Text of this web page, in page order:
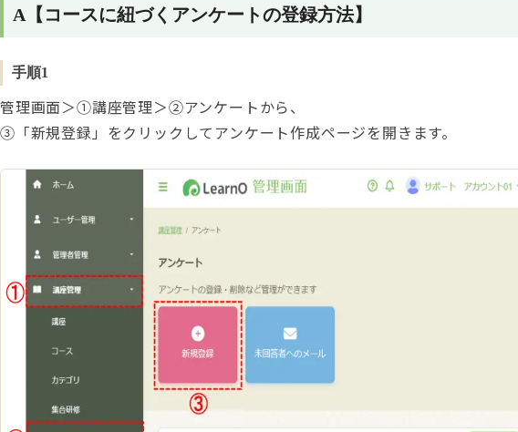
A【コースに紐づくアンケートの登録方法】
手順1
管理画面＞①講座管理＞②アンケートから、
③「新規登録」をクリックしてアンケート作成ページを開きます。